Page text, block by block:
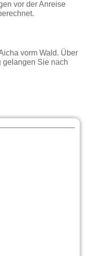
vor der Anreise
vorm Wald. Über
gelangen Sie nach